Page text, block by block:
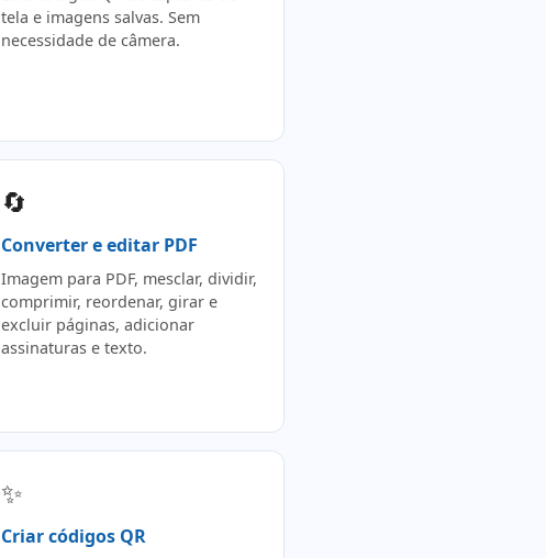
tela e imagens salvas. Sem
necessidade de câmera.
🔄
Converter e editar PDF
Imagem para PDF, mesclar, dividir,
comprimir, reordenar, girar e
excluir páginas, adicionar
assinaturas e texto.
✨
Criar códigos QR